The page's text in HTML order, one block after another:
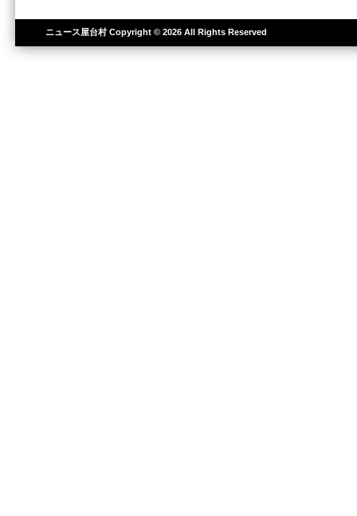
ニュース屋台村Copyright © 2026 All Rights Reserved